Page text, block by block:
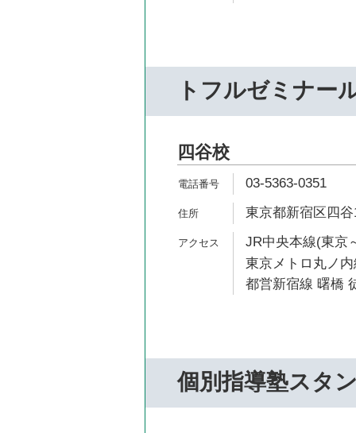
トフルゼミナー
四谷校
03-5363-0351
東京都新宿区四
JR中央本線(東京
東京メトロ丸ノ
都営新宿線 曙橋
個別指導塾スタ